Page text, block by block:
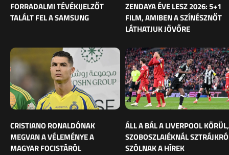
FORRADALMI TÉVÉKIJELZŐT
TALÁLT FEL A SAMSUNG
ZENDAYA ÉVE LESZ 2026: 5+1
FILM, AMIBEN A SZÍNÉSZNŐT
LÁTHATJUK JÖVŐRE
CRISTIANO RONALDÓNAK
MEGVAN A VÉLEMÉNYE A
MAGYAR FOCISTÁRÓL
ÁLL A BÁL A LIVERPOOL KÖRÜL,
SZOBOSZLAIÉKNÁL
SZÓLNAK A HÍREK